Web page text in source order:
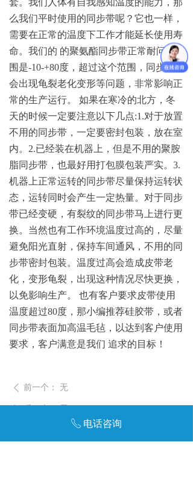
套。我们人体有自我感知温度的能力，那
么我们平时使用的同步带呢？它也一样，
需要在正常的温度下工作才能延长使用寿
命。我们的 的聚氨酯同步带正常耐问范
围 是-10-+80度，超过这个范围，同步带
会出现龟裂老化变形等问题，非常影响正
常的生产运行。
如果在寒冷的北方，冬
天的时候一定要注意以下几点:1 .对于放置
不用的同步带，一定要密封包装，放在室
内。 2.已经装在机器上，但是不用的聚胺
脂同步带，也最好用打包膜包装严实。 3.
机器上正常运转的同步带尽量保持运转状
态，运转同时会产生一定热量。对于同步
带已经变硬，有裂纹的同步带马上进行更
换。当然也有工作环境温度过高的，尽量
避免阳光直射，保持车间通风，不用的同
步带密封包装。温度过高会造成皮带老
化，变形龟裂，出现这种情况尽快更换，
以免影响生产。
也有客户要求皮带使用
温度超过80度，那小编推荐硅胶带，或者
同步带表面加高温毛毡，以达到客户使用
要求，客户满意是我们 追求的目标！
ꄴ 前一个： 无
后一个： 无
ꂅ 电话咨询